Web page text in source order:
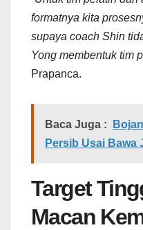
formatnya kita
supaya coach Shin
Yong membentuk tim
Prapanca.
Baca Juga :
Persib Usai Bawa
Target
Macan